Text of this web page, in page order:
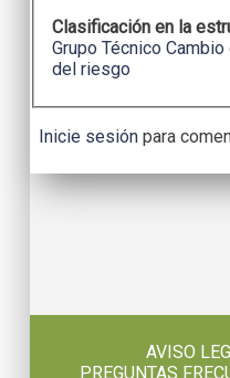
Clasificación en la
Grupo Técnico
del riesgo
Inicie sesiónpara
AVISO
PREGUNTAS